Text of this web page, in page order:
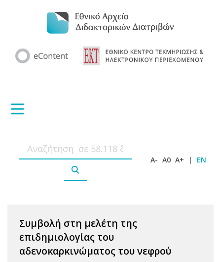
A- A0 A+ | EN
Συμβολή στη μελέτη της
επιδημιολογίας του
αδενοκαρκινώματος του νεφρού